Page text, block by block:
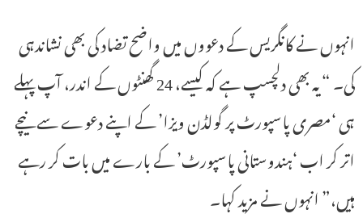
انہوں نے کانگریس کے دعووں میں واضح تضاد کی بھی نشاندہی
کی۔ “یہ بھی دلچسپ ہے کہ کیسے، 24 گھنٹوں کے اندر، آپ پہلے
ہی ‘مصری پاسپورٹ پر گولڈن ویزا’ کے اپنے دعوے سے نیچے
اتر کر اب ‘ہندوستانی پاسپورٹ’ کے بارے میں بات کر رہے
ہیں،” انہوں نے مزید کہا۔